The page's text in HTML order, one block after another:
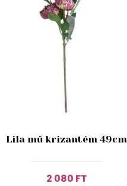
Lila mű krizantém 49cm
2 080 FT